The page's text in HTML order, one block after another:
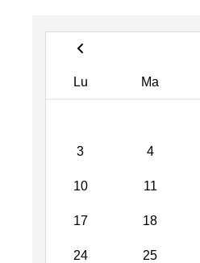
Lu Ma
3 4
10 11
17 18
24 25